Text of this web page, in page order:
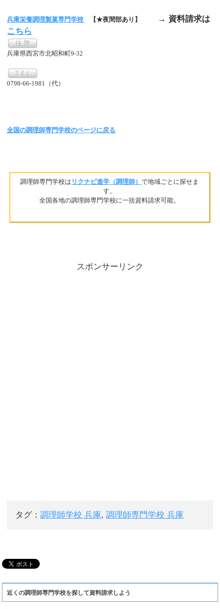
兵庫栄養調理製菓専門学校 【★夜間部あり】
→ 資料請求は
こちら
兵庫県西宮市北昭和町9-32
0798-66-1981（代）
全国の調理師専門学校のページに戻る
調理師専門学校は リクナビ進学（調理師）で地域ごとに探せま
す。
全国各地の調理師専門学校に一括資料請求可能。
スポンサーリンク
タグ：調理師学校 兵庫,調理師専門学校 兵庫
近くの調理師専門学校を探して資料請求しよう